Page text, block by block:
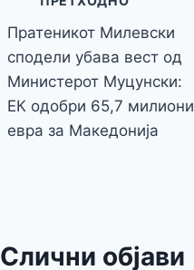
Пратеникот Милевски
спoдели убава вест од
Министерот Муцунски:
ЕК одобри 65,7 милиони
евра за Македонија
Слични објави